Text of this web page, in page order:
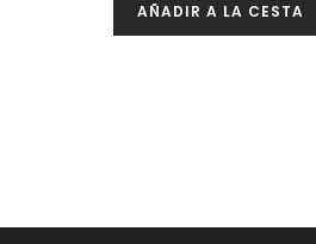
AÑADIR A LA CESTA